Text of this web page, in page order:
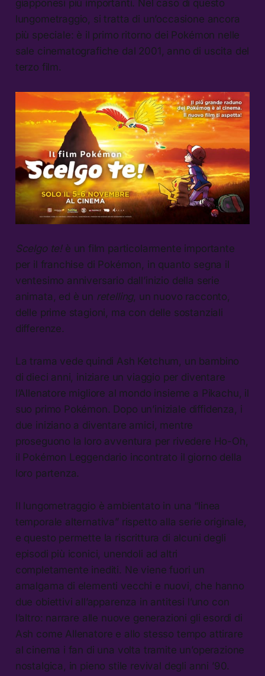
giapponesi più importanti. Nel caso di questo
lungometraggio, si tratta di un’occasione ancora
più speciale: è il primo ritorno dei Pokémon nelle
sale cinematografiche dal 2001, anno di uscita del
terzo film.
Scelgo te! è un film particolarmente importante
per il franchise di Pokémon, in quanto segna il
ventesimo anniversario dall’inizio della serie
animata, ed è un retelling, un nuovo racconto,
delle prime stagioni, ma con delle sostanziali
differenze.
La trama vede quindi Ash Ketchum, un bambino
di dieci anni, iniziare un viaggio per diventare
l’Allenatore migliore al mondo insieme a Pikachu, il
suo primo Pokémon. Dopo un’iniziale diffidenza, i
due iniziano a diventare amici, mentre
proseguono la loro avventura per rivedere Ho-Oh,
il Pokémon Leggendario incontrato il giorno della
loro partenza.
Il lungometraggio è ambientato in una “linea
temporale alternativa” rispetto alla serie originale,
e questo permette la riscrittura di alcuni degli
episodi più iconici, unendoli ad altri
completamente inediti. Ne viene fuori un
amalgama di elementi vecchi e nuovi, che hanno
due obiettivi all’apparenza in antitesi l’uno con
l’altro: narrare alle nuove generazioni gli esordi di
Ash come Allenatore e allo stesso tempo attirare
al cinema i fan di una volta tramite un’operazione
nostalgica, in pieno stile revival degli anni ’90.